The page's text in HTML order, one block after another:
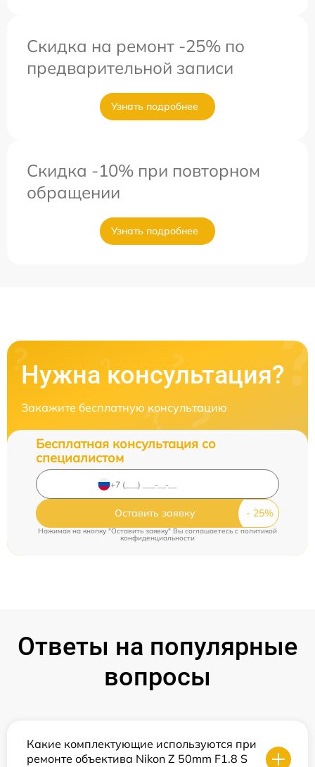
Скидка на ремонт -25% по
предварительной записи
Узнать подробнее
Скидка -10% при повторном
обращении
Узнать подробнее
Нужна консультация?
Закажите бесплатную консультацию
Бесплатная консультация со
специалистом
Оставить заявку
Нажимая на кнопку "Оставить заявку" Вы соглашаетесь cполитикой
конфиденциальности
Ответы на популярные
вопросы
Какие комплектующие используются при
ремонте объектива Nikon Z 50mm F1.8 S